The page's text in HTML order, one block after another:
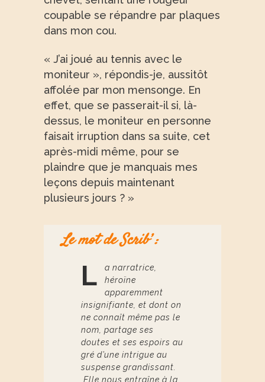
coupable se répandre par plaques
dans mon cou.
« J’ai joué au tennis avec le
moniteur », répondis-je, aussitôt
affolée par mon mensonge. En
effet, que se passerait-il si, là-
dessus, le moniteur en personne
faisait irruption dans sa suite, cet
après-midi même, pour se
plaindre que je manquais mes
leçons depuis maintenant
plusieurs jours ? »
Le mot de Scrib’ :
L
a narratrice,
héroïne
apparemment
insignifiante, et dont on
ne connaît même pas le
nom, partage ses
doutes et ses espoirs au
gré d’une intrigue au
suspense grandissant.
Elle nous entraîne à la